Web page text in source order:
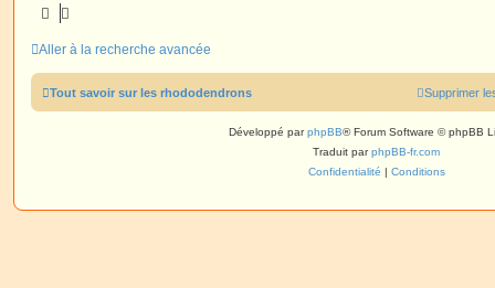
Aller à la recherche avancée
Tout savoir sur les rhododendrons Supprimer
Développé parphpBB® Forum Software © phpBB
Traduit parphpBB-fr.com
Confidentialité | Conditions